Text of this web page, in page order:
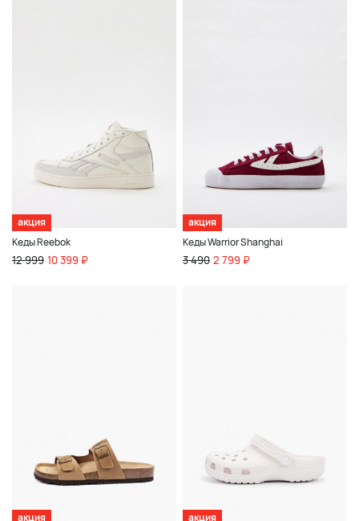
акция
Кеды Reebok
12 999 10 399 ₽
акция
Кеды Warrior Shanghai
3 490 2 799 ₽
акция акция